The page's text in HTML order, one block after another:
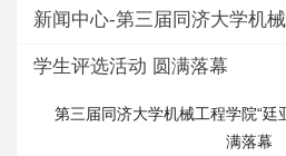
新闻中心-第三届同济大学机
学生评选活动 圆满落幕
第三届同济大学机械工程学院“廷
满落幕